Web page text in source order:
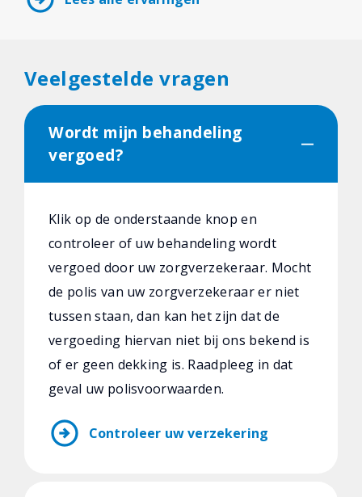
Veelgestelde vragen
Wordt mijn behandeling
vergoed?
Klik op de onderstaande knop en
controleer of uw behandeling wordt
vergoed door uw zorgverzekeraar. Mocht
de polis van uw zorgverzekeraar er niet
tussen staan, dan kan het zijn dat de
vergoeding hiervan niet bij ons bekend is
of er geen dekking is. Raadpleeg in dat
geval uw polisvoorwaarden.
arrow_circle_right Controleer uw verzekering